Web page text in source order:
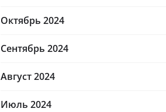
Октябрь 2024
Сентябрь 2024
Август 2024
Июль 2024